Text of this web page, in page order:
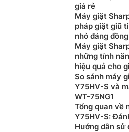
giá rẻ
Máy giặt
pháp giặt giũ
nhỏ đáng
Máy giặt
những tính
hiệu quả cho
So sánh máy
Y75HV-S và
WT-75NG1
Tổng quan về
Y75HV-S:
Hướng dẫn sử